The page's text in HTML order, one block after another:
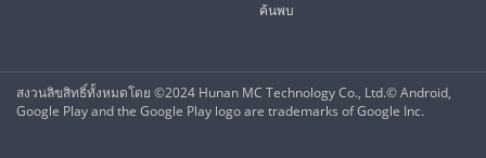
ค้นพบ
สงวนลิขสิทธิ์ทั้งหมดโดย ©2024 Hunan MC Technology Co., Ltd.©️ Android,
Google Play and the Google Play logo are trademarks of Google Inc.